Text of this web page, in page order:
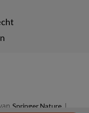
Springer Nature |